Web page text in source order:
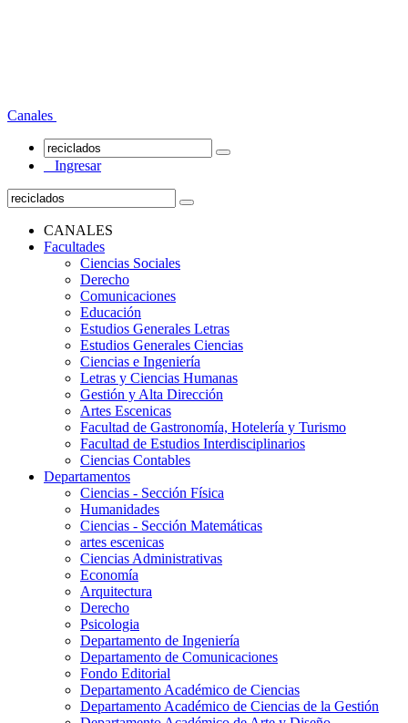
Canales
Ingresar
CANALES
Facultades
Ciencias Sociales
Derecho
Comunicaciones
Educación
Estudios Generales Letras
Estudios Generales Ciencias
Ciencias e Ingeniería
Letras y Ciencias Humanas
Gestión y Alta Dirección
Artes Escenicas
Facultad de Gastronomía, Hotelería y Turismo
Facultad de Estudios Interdisciplinarios
Ciencias Contables
Departamentos
Ciencias - Sección Física
Humanidades
Ciencias - Sección Matemáticas
artes escenicas
Ciencias Administrativas
Economía
Arquitectura
Derecho
Psicologia
Departamento de Ingeniería
Departamento de Comunicaciones
Fondo Editorial
Departamento Académico de Ciencias
Departamento Académico de Ciencias de la Gestión